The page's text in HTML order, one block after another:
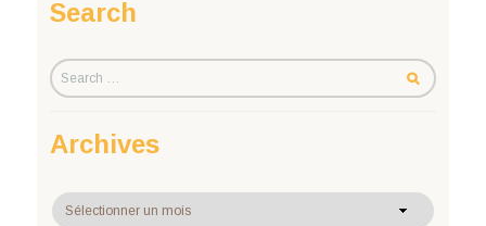
Search
Archives
Archives